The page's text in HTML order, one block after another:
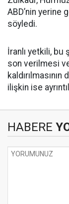
ABD’nin
söyledi.
İranlı yetkili, bu
son verilmesi
ilişkin ise
HABERE